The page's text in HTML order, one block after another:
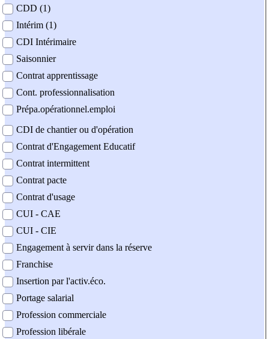
CDD (1)
Intérim (1)
CDI Intérimaire
Saisonnier
Contrat apprentissage
Cont. professionnalisation
Prépa.opérationnel.emploi
CDI de chantier ou d'opération
Contrat d'Engagement Educatif
Contrat intermittent
Contrat pacte
Contrat d'usage
CUI - CAE
CUI - CIE
Engagement à servir dans la réserve
Franchise
Insertion par l'activ.éco.
Portage salarial
Profession commerciale
Profession libérale